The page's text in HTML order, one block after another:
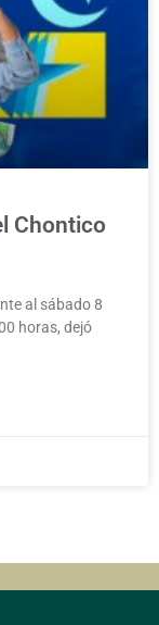
Chontico
al sábado 8
horas, dejó